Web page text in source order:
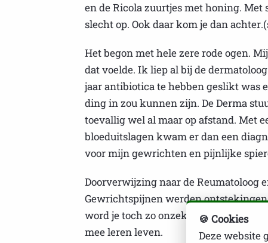
en de Ricola zuurtjes met honing.
slecht op. Ook daar kom je dan
Het begon met hele zere rode ogen.
dat voelde. Ik liep al bij de
jaar antibiotica te hebben geslikt was
ding in zou kunnen zijn. De Derma
toevallig wel al maar op afstand. Met
bloeduitslagen kwam er dan een
voor mijn gewrichten en pijnlijke
Doorverwijzing naar de Reumatoloog
Gewrichtspijnen werden
word je toch zo onzeker van.
mee leren leven.
🍪 Cookies
Deze website